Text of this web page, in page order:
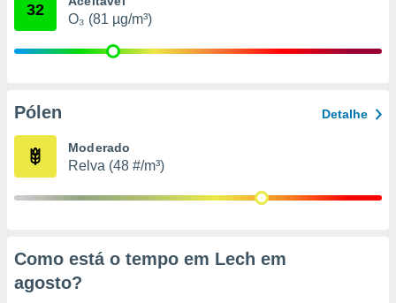
estudos
32
O₃ (81 µg/m³)
Pólen Detalhe
Moderado
Relva (48 #/m³)
Como está o tempo em Lech em
agosto?